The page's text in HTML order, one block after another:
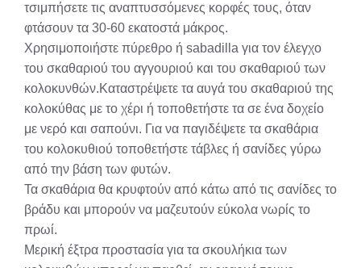
τσιμπήσετε τις αναπτυσσόμενες κορφές τους, όταν
φτάσουν τα 30-60 εκατοστά μάκρος.
Χρησιμοποιήστε πύρεθρο ή sabadilla για τον έλεγχο
του σκαθαριού του αγγουριού και του σκαθαριού των
κολοκυνθών.Καταστρέψετε τα αυγά του σκαθαριού της
κολοκύθας με το χέρι ή τοποθετήστε τα σε ένα δοχείο
με νερό και σαπούνι. Για να παγιδέψετε τα σκαθάρια
του κολοκυθιού τοποθετήστε τάβλες ή σανίδες γύρω
από την βάση των φυτών.
Τα σκαθάρια θα κρυφτούν από κάτω από τις σανίδες το
βράδυ και μπορούν να μαζευτούν εύκολα νωρίς το
πρωί.
Μερική έξτρα προστασία για τα σκουλήκια των